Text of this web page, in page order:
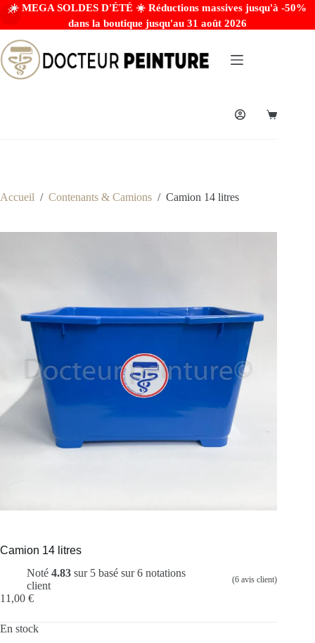
☀️ MEGA SOLDES D'ÉTÉ ☀️ Réductions massives jusqu'à -50%
dans la boutique jusqu'au 31 août 2026
Accueil / Contenants & Camions / Camion 14 litres
Camion 14 litres
Noté 4.83sur 5 basé sur6notations
client
(6 avis client)
11,00 €
En stock